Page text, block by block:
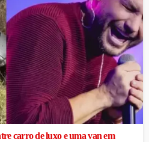
carro de luxo e uma van em